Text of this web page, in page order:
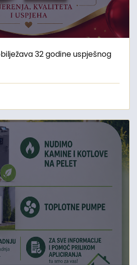
32 godine uspješnog